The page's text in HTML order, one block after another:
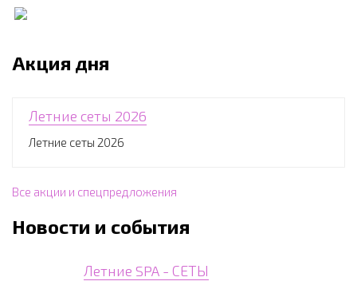
Акция дня
Летние сеты 2026
Летние сеты 2026
Все акции и спецпредложения
Новости и события
Летние SPA - СЕТЫ